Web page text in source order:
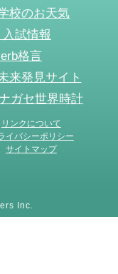
校のお天気
試情報
格言
来発見サイト
ガセ世界時計
リンクについて
イバシーポリシー
サイトマップ
Inc.